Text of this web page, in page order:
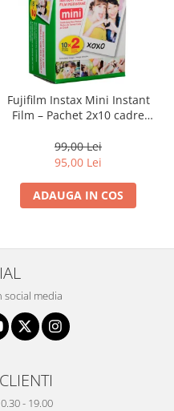
Fujifilm Instax Mini Instant
Film – Pachet 2x10 cadre
color vibrante și developare
rapidă
99,00 Lei
95,00 Lei
ADAUGA IN COS
social media
- 19.00